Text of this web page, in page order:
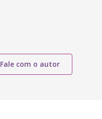
Fale com o autor